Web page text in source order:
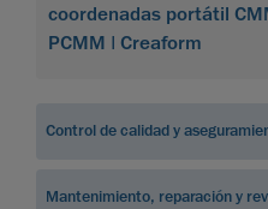
coordenadas portátil
PCMM | Creaform
Control de calidad y
Mantenimiento, reparación y